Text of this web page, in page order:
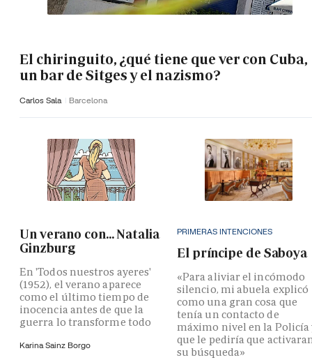
El chiringuito, ¿qué tiene que ver con Cuba,
un bar de Sitges y el nazismo?
Carlos Sala Barcelona
Un verano con... Natalia
Ginzburg
En 'Todos nuestros ayeres'
(1952), el verano aparece
como el último tiempo de
inocencia antes de que la
guerra lo transforme todo
Karina Sainz Borgo
PRIMERAS INTENCIONES
El príncipe de Saboya
«Para aliviar el incómodo
silencio, mi abuela explicó
como una gran cosa que
tenía un contacto de
máximo nivel en la Policía
que le pediría que
su búsqueda»